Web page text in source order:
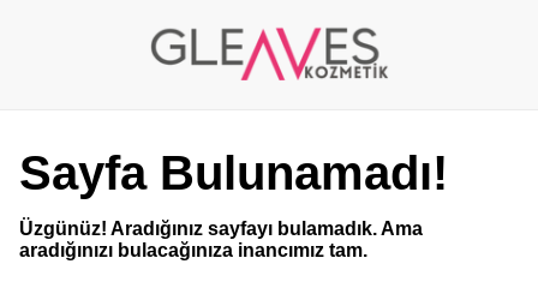
Sayfa Bulunamadı!
Üzgünüz! Aradığınız sayfayı bulamadık. Ama
aradığınızı bulacağınıza inancımız tam.